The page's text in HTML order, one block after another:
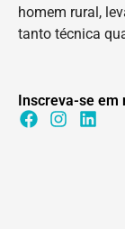
homem rural,
tanto técnica
Inscreva-se